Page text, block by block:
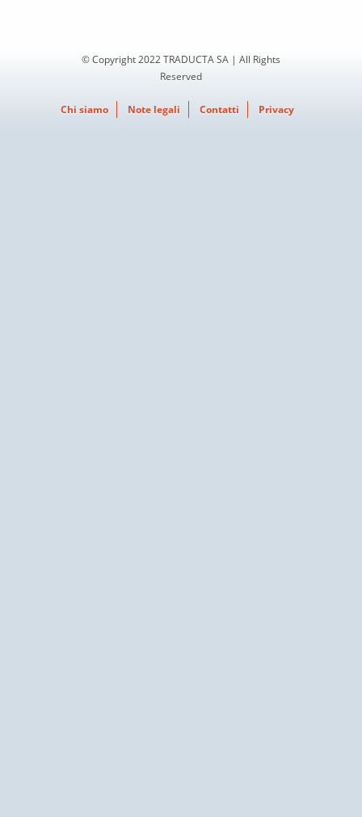
© Copyright 2022 TRADUCTA SA | All Rights
Reserved
Chi siamo Note legali Contatti Privacy